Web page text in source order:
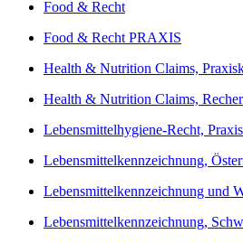
Food & Recht
Food & Recht PRAXIS
Health & Nutrition Claims,
Health & Nutrition Claims,
Lebensmittelhygiene-Recht,
Lebensmittelkennzeichnung,
Lebensmittelkennzeichnung und
Lebensmittelkennzeichnung,